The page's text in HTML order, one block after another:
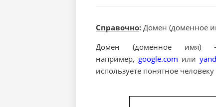
Справочно: Домен (доменное
Домен (доменное
например, google.com или
используете понятное